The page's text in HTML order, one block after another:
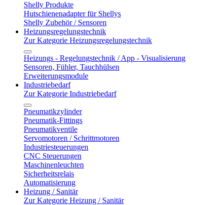
Shelly Produkte
Hutschienenadapter für Shellys
Shelly Zubehör / Sensoren
Heizungsregelungstechnik
Zur Kategorie Heizungsregelungstechnik
Heizungs - Regelungstechnik / App - Visualisierung
Sensoren, Fühler, Tauchhülsen
Erweiterungsmodule
Industriebedarf
Zur Kategorie Industriebedarf
Pneumatikzylinder
Pneumatik-Fittings
Pneumatikventile
Servomotoren / Schrittmotoren
Industriesteuerungen
CNC Steuerungen
Maschinenleuchten
Sicherheitsrelais
Automatisierung
Heizung / Sanitär
Zur Kategorie Heizung / Sanitär